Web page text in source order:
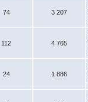
74 3 207
112 4 765
24 1 886